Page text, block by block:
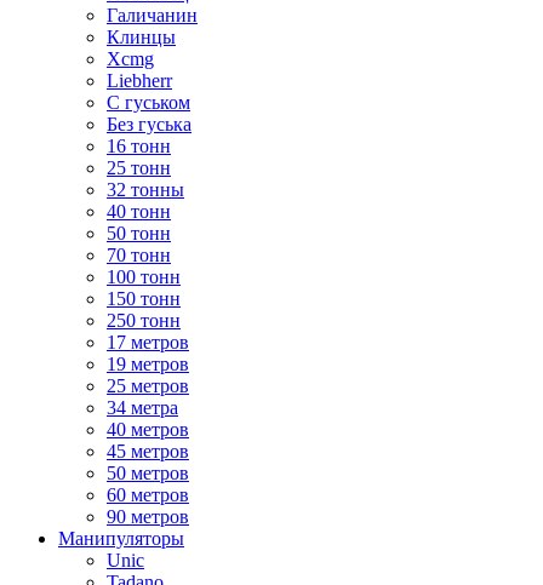
Галичанин
Клинцы
Xcmg
Liebherr
С гуськом
Без гуська
16 тонн
25 тонн
32 тонны
40 тонн
50 тонн
70 тонн
100 тонн
150 тонн
250 тонн
17 метров
19 метров
25 метров
34 метра
40 метров
45 метров
50 метров
60 метров
90 метров
Манипуляторы
Unic